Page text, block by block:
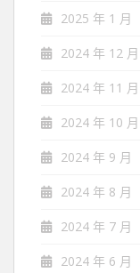
2025 年 1 月
2024 年 12 月
2024 年 11 月
2024 年 10 月
2024 年 9 月
2024 年 8 月
2024 年 7 月
2024 年 6 月